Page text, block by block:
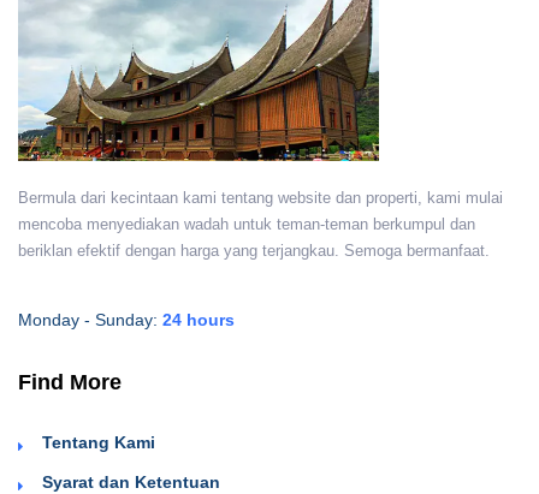
Bermula dari kecintaan kami tentang website dan properti, kami mulai
mencoba menyediakan wadah untuk teman-teman berkumpul dan
beriklan efektif dengan harga yang terjangkau. Semoga bermanfaat.
Monday - Sunday: 24 hours
Find More
Tentang Kami
Syarat dan Ketentuan